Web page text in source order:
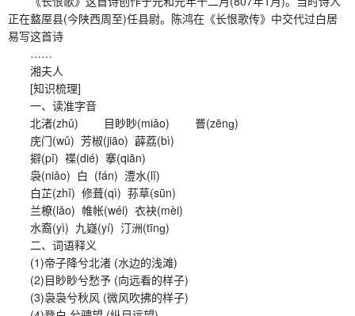
正在盩厔县(今陕西周至)任县尉。陈鸿在《长恨歌传》中交代过白居
易写这首诗
……
湘夫人
[知识梳理]
一、读准字音
北渚(zhǔ) 目眇眇(miǎo) 罾(zēnɡ)
庑门(wǔ) 芳椒(jiāo) 薜荔(bì)
擗(pǐ) 褋(dié) 搴(qiān)
袅(niǎo) 白 (fán) 澧水(lǐ)
白芷(zhǐ) 修葺(qì) 荪草(sūn)
兰橑(lǎo) 帷帐(wéi) 衣袂(mèi)
水裔(yì) 九嶷(yí) 汀洲(tīnɡ)
二、词语释义
(1)帝子降兮北渚 (水边的浅滩)
(2)目眇眇兮愁予 (向远看的样子)
(3)袅袅兮秋风 (微风吹拂的样子)